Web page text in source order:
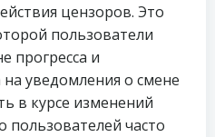
цензоров. Это
пользователи
прогресса и
уведомления о смене
в курсе изменений
часто